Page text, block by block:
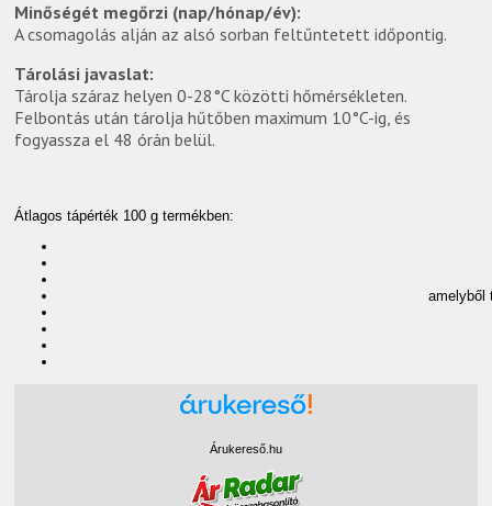
Minőségét megőrzi (nap/hónap/év):
A csomagolás alján az alsó sorban feltűntetett időpontig.
Tárolási javaslat:
Tárolja száraz helyen 0-28°C közötti hőmérsékleten.
Felbontás után tárolja hűtőben maximum 10°C-ig, és
fogyassza el 48 órán belül.
Átlagos tápérték 100 g termékben:
amelyből
Árukereső.hu